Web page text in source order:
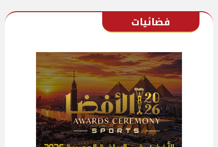
فضائيات